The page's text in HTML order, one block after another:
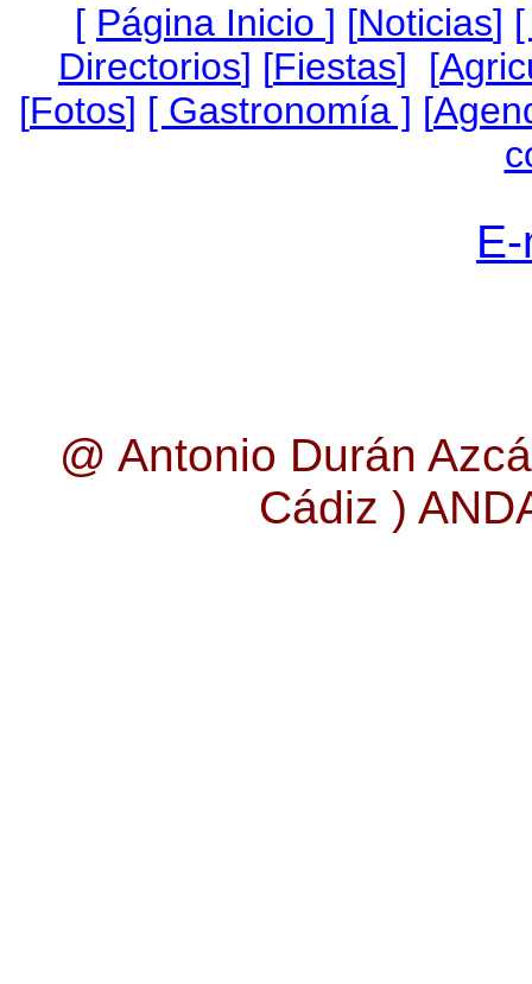
[ Página Inicio ] [Noticias]
Directorios] [Fiestas] [
[Fotos] [ Gastronomía ] [
@ Antonio Durán
Cádiz )